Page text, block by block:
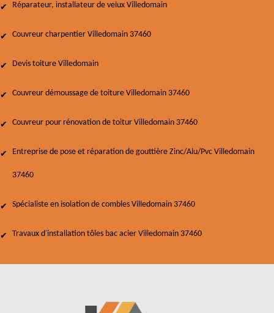
Réparateur, installateur de velux Villedomain
Couvreur charpentier Villedomain 37460
Devis toiture Villedomain
Couvreur démoussage de toiture Villedomain 37460
Couvreur pour rénovation de toitur Villedomain 37460
Entreprise de pose et réparation de gouttière Zinc/Alu/Pvc Villedomain
37460
Spécialiste en isolation de combles Villedomain 37460
Travaux d'installation tôles bac acier Villedomain 37460